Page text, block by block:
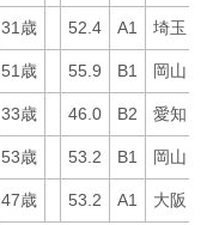
31歳 52.4 A1 埼玉
51歳 55.9 B1 岡山
33歳 46.0 B2 愛知
53歳 53.2 B1 岡山
47歳 53.2 A1 大阪